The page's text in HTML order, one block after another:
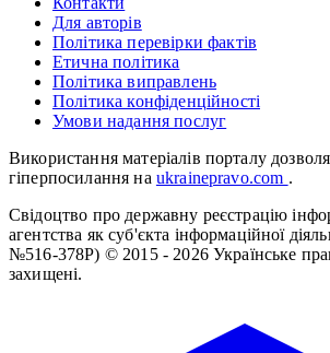
Для авторів
Політика перевірки фактів
Етична політика
Політика виправлень
Політика конфіденційності
Умови надання послуг
Використання матеріалів порталу
гіперпосилання на ukrainepravo.com .
Свідоцтво про державну реєстрацію
агентства як суб'єкта інформаційної
№516-378Р) © 2015 - 2026 Українське
захищені.